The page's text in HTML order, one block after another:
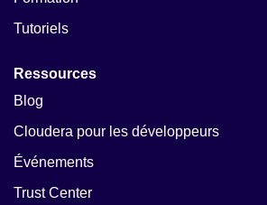
Tutoriels
Ressources
Blog
Cloudera pour les développeurs
Événements
Trust Center